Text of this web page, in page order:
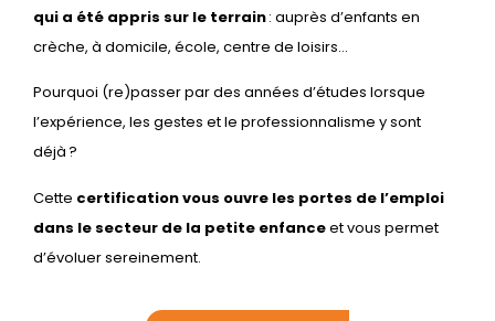
qui a été appris sur le terrain: auprès d’enfants en
crèche, à domicile, école, centre de loisirs…
Pourquoi (re)passer par des années d’études lorsque
l’expérience, les gestes et le professionnalisme y sont
déjà ?
Cette certification vous ouvre les portes de l’emploi
dans le secteur de la petite enfanceet vous permet
d’évoluer sereinement.